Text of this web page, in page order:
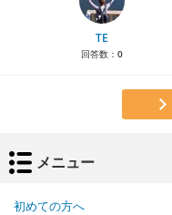
TE
回答数： 0
メニュー
初めての方へ